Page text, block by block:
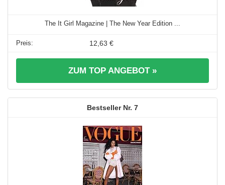
The It Girl Magazine | The New Year Edition ...
12,63 €
ZUM TOP ANGEBOT »
7